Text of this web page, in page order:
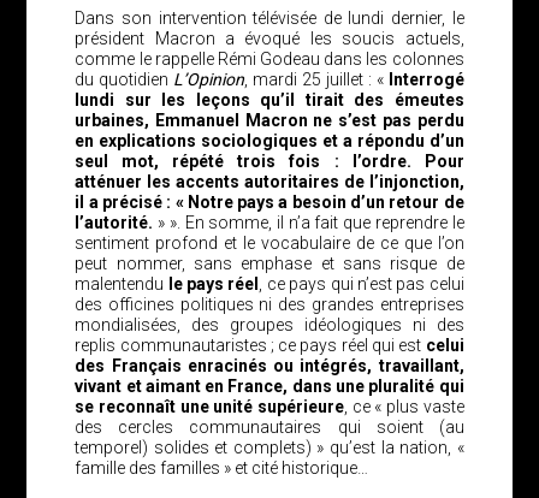
Dans son intervention télévisée de lundi dernier, le
président Macron a évoqué les soucis actuels,
comme le rappelle Rémi Godeau dans les colonnes
du quotidien L’Opinion, mardi 25 juillet : « Interrogé
lundi sur les leçons qu’il tirait des émeutes
urbaines, Emmanuel Macron ne s’est pas perdu
en explications sociologiques et a répondu d’un
seul mot, répété trois fois : l’ordre. Pour
atténuer les accents autoritaires de l’injonction,
il a précisé : « Notre pays a besoin d’un retour de
l’autorité. » ». En somme, il n’a fait que reprendre le
sentiment profond et le vocabulaire de ce que l’on
peut nommer, sans emphase et sans risque de
malentendu
le pays réel , ce pays qui n’est pas celui
des officines politiques ni des grandes entreprises
mondialisées, des groupes idéologiques ni des
replis communautaristes ; ce pays réel qui est celui
des Français enracinés ou intégrés, travaillant,
vivant et aimant en France, dans une pluralité qui
se reconnaît une unité supérieure, ce « plus vaste
des cercles communautaires qui soient (au
temporel) solides et complets) » qu’est la nation, «
famille des familles » et cité historique…